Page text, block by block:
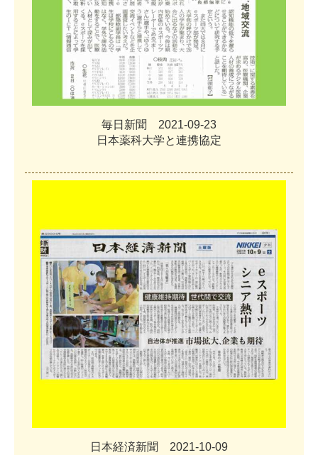
毎日 新聞 2021-09-23
日 本薬科大学と連携協定
日 本経済新聞 2021-10-09